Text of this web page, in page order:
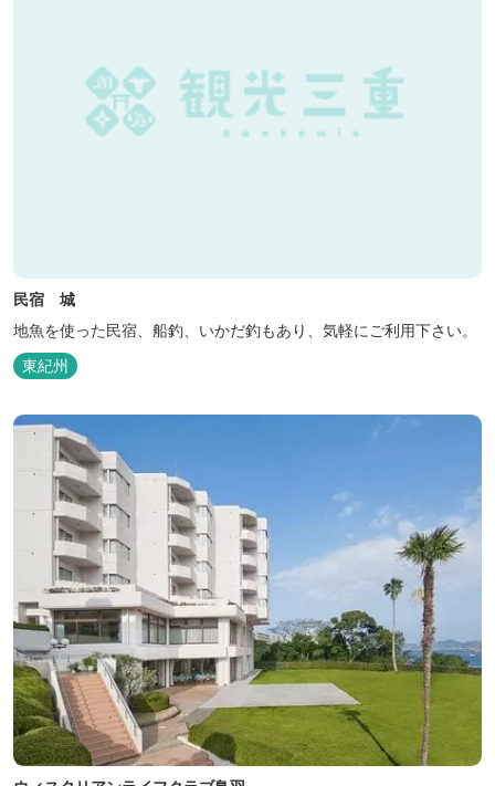
民宿 城
地魚を使った民宿、船釣、いかだ釣もあり、気軽にご利用下さい。
東紀州